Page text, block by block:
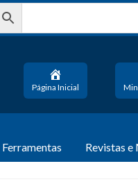
Página Inicial
Ferramentas Revistas e